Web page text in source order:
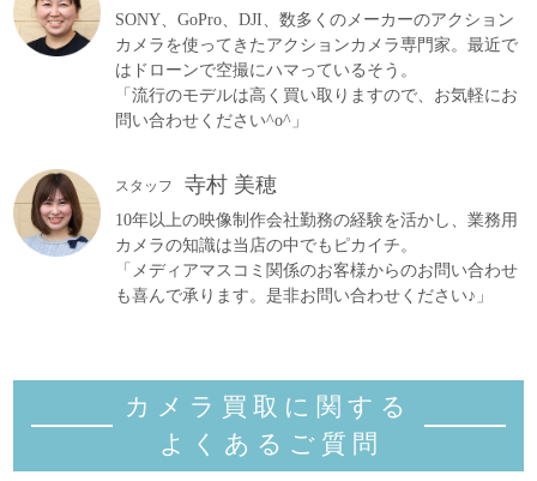
SONY、GoPro、DJI、数多くのメーカーのアクション
カメラを使ってきたアクションカメラ専門家。最近で
はドローンで空撮にハマっているそう。
「流行のモデルは高く買い取りますので、お気軽にお
問い合わせください^o^」
スタッフ 寺村 美穂
10年以上の映像制作会社勤務の経験を活かし、業務用
カメラの知識は当店の中でもピカイチ。
「メディアマスコミ関係のお客様からのお問い合わせ
も喜んで承ります。是非お問い合わせください♪」
カメラ買取に関する
よくあるご質 問